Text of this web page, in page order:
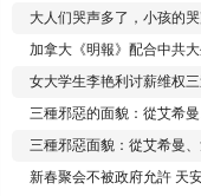
大人们哭声多了，小孩的
加拿大《明報》配合中共
女大学生李艳利讨薪维权
三種邪惡的面貌：從艾希
三種邪惡面貌：從艾希曼
新春聚会不被政府允許 天